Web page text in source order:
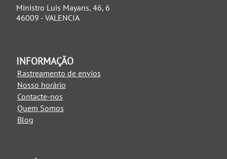
Ministro Luis Mayans, 46, 6
46009 - VALENCIA
INFORMAÇÃO
Rastreamento de envios
Nosso horário
Contacte-nos
Quem Somos
Blog